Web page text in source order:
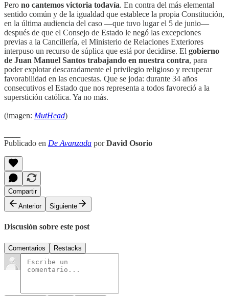
Pero no cantemos victoria todavía. En contra del más elemental
sentido común y de la igualdad que establece la propia Constitución,
en la última audiencia del caso —que tuvo lugar el 5 de junio—
después de que el Consejo de Estado le negó las excepciones
previas a la Cancillería, el Ministerio de Relaciones Exteriores
interpuso un recurso de súplica que está por decidirse. El gobierno
de Juan Manuel Santos trabajando en nuestra contra, para
poder explotar descaradamente el privilegio religioso y recuperar
favorabilidad en las encuestas. Que se joda: durante 34 años
consecutivos el Estado que nos representa a todos favoreció a la
superstición católica. Ya no más.
(imagen: MutHead)
Publicado en De Avanzada porDavid Osorio
Compartir
Anterior
Siguiente
Discusión sobre este post
Comentarios Restacks